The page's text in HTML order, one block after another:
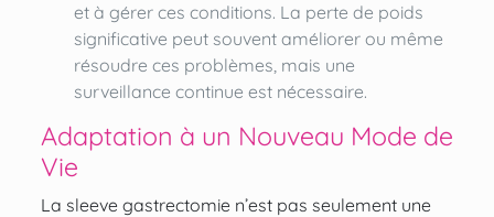
et à gérer ces conditions. La perte de poids
significative peut souvent améliorer ou même
résoudre ces problèmes, mais une
surveillance continue est nécessaire.
Adaptation à un Nouveau Mode de
Vie
La sleeve gastrectomie n’est pas seulement une